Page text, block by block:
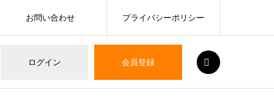
ログイン 会員登録
お問い合わせ プライバシーポリシー